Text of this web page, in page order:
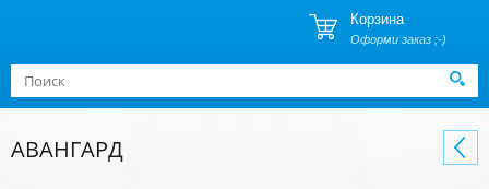
Корзина
Оформи заказ ;-)
Форма поиска
Поиск
АВАНГАРД